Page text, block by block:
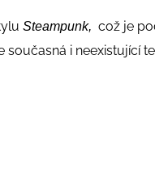
Steampunk, což je
i neexistující